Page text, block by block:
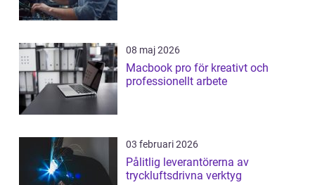
08 maj 2026
Macbook pro för kreativt och
professionellt arbete
03 februari 2026
Pålitlig leverantörerna av
tryckluftsdrivna verktyg